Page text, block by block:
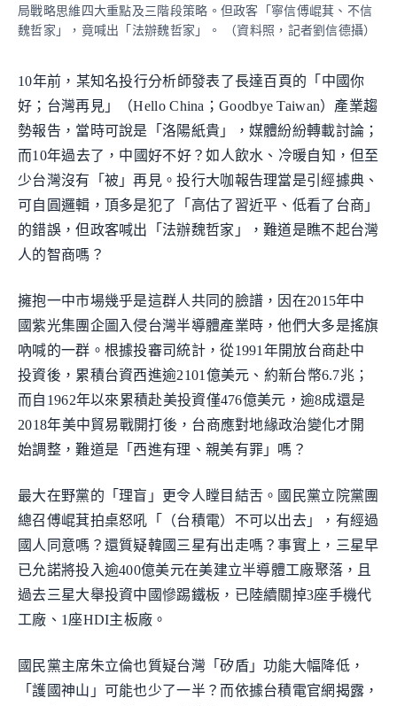
局戰略思維四大重點及三階段策略。但政客「寧信傅崐萁、不信
魏哲家」，竟喊出「法辦魏哲家」。 （資料照，記者劉信德攝）
10年前，某知名投行分析師發表了長達百頁的「中國你
好；台灣再見」（Hello China；Goodbye Taiwan）產業趨
勢報告，當時可說是「洛陽紙貴」，媒體紛紛轉載討論；
而10年過去了，中國好不好？如人飲水、冷暖自知，但至
少台灣沒有「被」再見。投行大咖報告理當是引經據典、
可自圓邏輯，頂多是犯了「高估了習近平、低看了台商」
的錯誤，但政客喊出「法辦魏哲家」，難道是瞧不起台灣
人的智商嗎？
擁抱一中市場幾乎是這群人共同的臉譜，因在2015年中
國紫光集團企圖入侵台灣半導體產業時，他們大多是搖旗
吶喊的一群。根據投審司統計，從1991年開放台商赴中
投資後，累積台資西進逾2101億美元、約新台幣6.7兆；
而自1962年以來累積赴美投資僅476億美元，逾8成還是
2018年美中貿易戰開打後，台商應對地緣政治變化才開
始調整，難道是「西進有理、親美有罪」嗎？
最大在野黨的「理盲」更令人瞠目結舌。國民黨立院黨團
總召傅崐萁拍桌怒吼「（台積電）不可以出去」，有經過
國人同意嗎？還質疑韓國三星有出走嗎？事實上，三星早
已允諾將投入逾400億美元在美建立半導體工廠聚落，且
過去三星大舉投資中國慘踢鐵板，已陸續關掉3座手機代
工廠、1座HDI主板廠。
國民黨主席朱立倫也質疑台灣「矽盾」功能大幅降低，
「護國神山」可能也少了一半？而依據台積電官網揭露，